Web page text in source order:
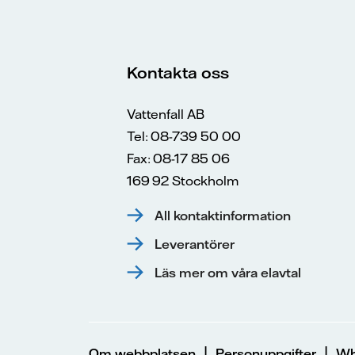
Kontakta oss
Vattenfall AB
Tel: 08-739 50 00
Fax: 08-17 85 06
169 92 Stockholm
All kontaktinformation
Leverantörer
Läs mer om våra elavtal